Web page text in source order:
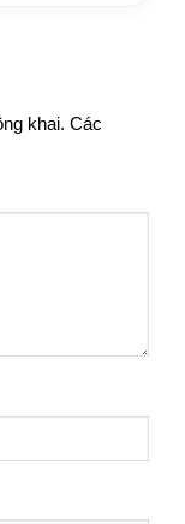
khai. Các